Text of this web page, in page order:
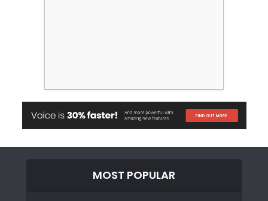
MOST POPULAR